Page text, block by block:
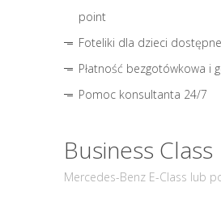
point
Foteliki dla dzieci
Płatność bezgotówkowa i
Pomoc konsultanta 24/7
Business Class
Mercedes-Benz E-Class lub